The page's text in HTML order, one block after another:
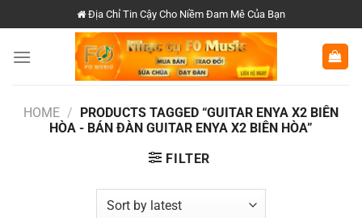
đến
nội
Địa Chỉ Tin Cậy Cho Niềm Đam Mê Của Bạn
HOME / PRODUCTS TAGGED “GUITAR ENYA X2 BIÊN
HÒA - BÁN ĐÀN GUITAR ENYA X2 BIÊN HÒA”
FILTER